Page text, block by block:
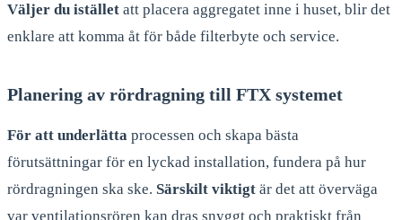
Väljer du istället att placera aggregatet inne i huset, blir det
enklare att komma åt för både filterbyte och service.
Planering av rördragning till FTX systemet
För att underlätta processen och skapa bästa
förutsättningar för en lyckad installation, fundera på hur
rördragningen ska ske. Särskilt viktigt är det att överväga
var ventilationsrören kan dras snyggt och praktiskt från